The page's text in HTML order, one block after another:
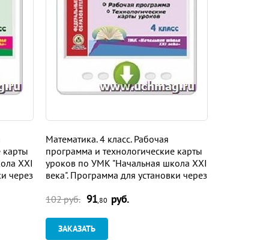
карты
XXI
через
Математика. 4 класс. Рабочая
программа и технологические карты
уроков по УМК "Начальная школа XXI
века". Программа для установки через
102 руб. 91,80 руб.
ЗАКАЗАТЬ